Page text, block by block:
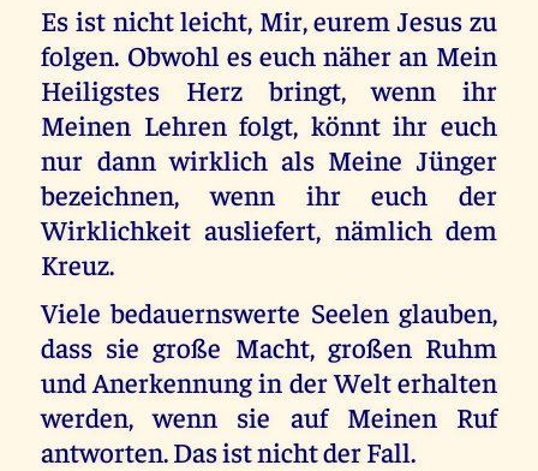
Es ist nicht leicht, Mir, eurem Jesus zu
folgen. Obwohl es euch näher an Mein
Heiligstes Herz bringt, wenn ihr
Meinen Lehren folgt, könnt ihr euch
nur dann wirklich als Meine Jünger
bezeichnen, wenn ihr euch der
Wirklichkeit ausliefert, nämlich dem
Kreuz.
Viele bedauernswerte Seelen glauben,
dass sie große Macht, großen Ruhm
und Anerkennung in der Welt erhalten
werden, wenn sie auf Meinen Ruf
antworten. Das ist nicht der Fall.